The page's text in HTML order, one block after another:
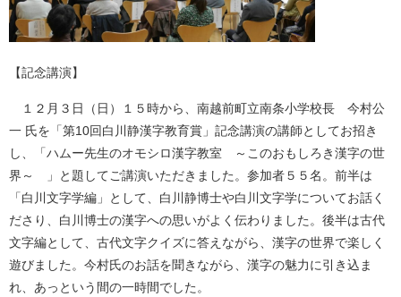
【記念講演】
１２月３日（日）１５時から、南越前町立南条小学校長 今村公
一 氏を「第10回白川静漢字教育賞」記念講演の講師としてお招き
し、「ハムー先生のオモシロ漢字教室 ～このおもしろき漢字の世
界～ 」と題してご講演いただきました。参加者５５名。前半は
「白川文字学編」として、白川静博士や白川文字学についてお話く
ださり、白川博士の漢字への思いがよく伝わりました。後半は古代
文字編として、古代文字クイズに答えながら、漢字の世界で楽しく
遊びました。今村氏のお話を聞きながら、漢字の魅力に引き込ま
れ、あっという間の一時間でした。